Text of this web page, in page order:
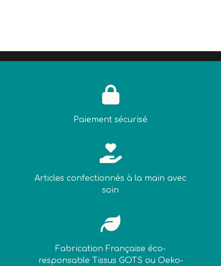

Paiement sécurisé

Articles confectionnés à la main avec
soin

Fabrication Française éco-
responsable Tissus GOTS ou Oeko-